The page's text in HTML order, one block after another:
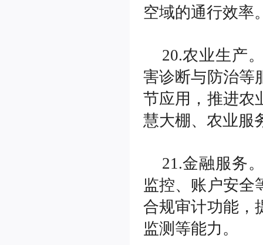
空域的通行效率
20.农业生产
害诊断与防治等
节应用，推进农
慧大棚、农业服
21.金融服务
监控、账户安全
合规审计功能，
监测等能力。